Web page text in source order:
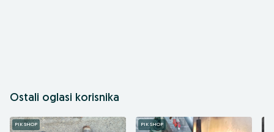
Ostali oglasi korisnika
PIK SHOP PIK SHOP